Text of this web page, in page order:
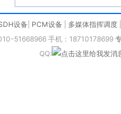
设备 PCM设备 多媒体指挥调度
51668966 手机：18710178699
QQ: